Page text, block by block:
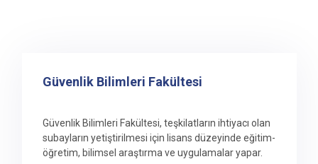
Güvenlik Bilimleri Fakültesi
Güvenlik Bilimleri Fakültesi, teşkilatların ihtiyacı olan
subayların yetiştirilmesi için lisans düzeyinde eğitim-
öğretim, bilimsel araştırma ve uygulamalar yapar.